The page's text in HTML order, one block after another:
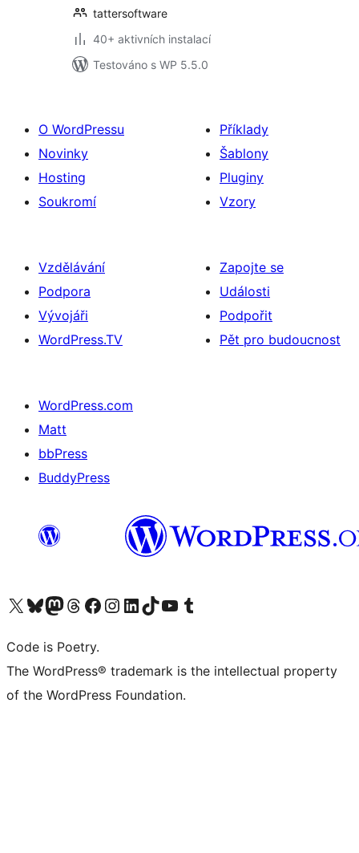
tattersoftware
40+ aktivních instalací
Testováno s WP 5.5.0
O WordPressu
Novinky
Hosting
Soukromí
Příklady
Šablony
Pluginy
Vzory
Vzdělávání
Podpora
Vývojáři
WordPress.TV
Zapojte se
Události
Podpořit
Pět pro budoucnost
WordPress.com
Matt
bbPress
BuddyPress
Navštivte náš účet na X (dříve Twitter)
Navštivte náš Bluesky účetNavštivte náš účet Mastodon
Navštivte náš Threads účetNavštivte naši stránku na Facebooku
Navštivte náš Instagram účetNavštivte náš LinkedIn účetNavštivte náš TikTok účetNavštivte náš YouTube kanálNavštivte náš Tumblr účet
Code is Poetry.
The WordPress® trademark is the intellectual property
of the WordPress Foundation.